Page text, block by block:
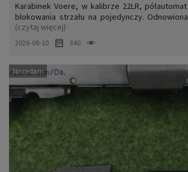
Karabinek Voere, w kalibrze 22LR,
blokowania strzału na pojedynczy.
olejowanych, świetnie się prezentuje! Lufa
1/2x28, luneta BSA Sweet 22 (z korektą
z podziałem na masę używanej amunicji – świetna
(czytaj więcej)
2026-08-10 340
Sprzedam